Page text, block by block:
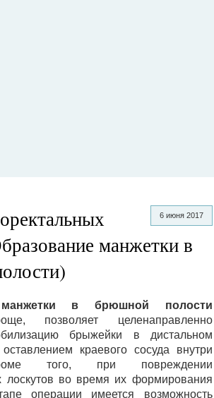
6 июня 2017
манжетки в
манжетки в брюшной полости
позволяет целенаправленно
брыжейки в дистальном
краевого сосуда внутри
того, при повреждении
лоскутов во время их формирования
операции имеется возможность